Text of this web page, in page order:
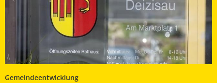
Gemeindeentwicklung